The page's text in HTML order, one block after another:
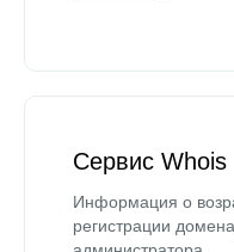
Сервис Whois
Информация о
регистрации